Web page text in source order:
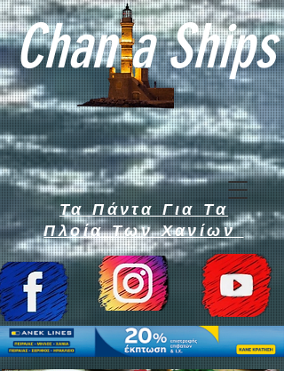
Chan a Ships
Τα Πάντα Για Τα
Πλοία Των Χανίων